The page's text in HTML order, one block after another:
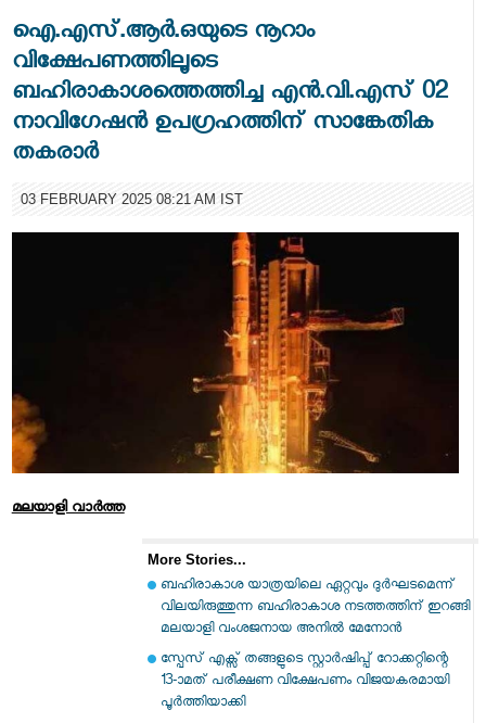
ഐ.എസ്.ആര്‍.ഒയുടെ നൂറാം
വിക്ഷേപണത്തിലൂടെ
ബഹിരാകാശത്തെത്തിച്ച എന്‍.വി.എസ് 02
നാവിഗേഷന്‍ ഉപഗ്രഹത്തിന് സാങ്കേതിക
തകരാര്‍
03 FEBRUARY 2025 08:21 AM IST
മലയാളി വാര്‍ത്ത
More Stories...
ബഹിരാകാശ യാത്രയിലെ ഏറ്റവും ദുർഘടമെന്ന്
വിലയിരുത്തുന്ന ബഹിരാകാശ നടത്തത്തിന് ഇറങ്ങി
മലയാളി വംശജനായ അനിൽ മേനോൻ
സ്പേസ് എക്സ് തങ്ങളുടെ സ്റ്റാർഷിപ്പ് റോക്കറ്റിന്റെ
13-ാമത് പരീക്ഷണ വിക്ഷേപണം വിജയകരമായി
പൂർത്തിയാക്കി